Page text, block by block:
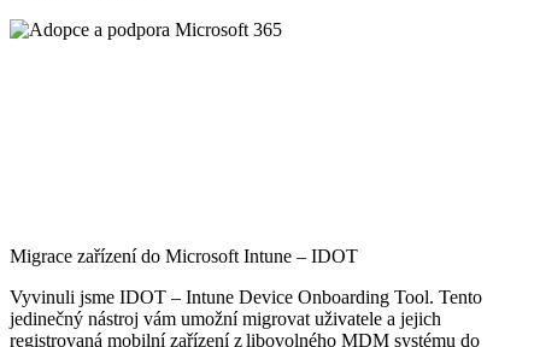
Migrace zařízení do Microsoft Intune – IDOT
Vyvinuli jsme IDOT – Intune Device Onboarding Tool. Tento
jedinečný nástroj vám umožní migrovat uživatele a jejich
registrovaná mobilní zařízení z libovolného MDM systému do